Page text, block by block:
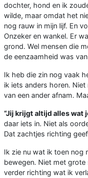
dochter, hond en ik
wilde, maar omdat het
nog rauw in mijn lijf. En
Onzeker en wankel. Er
grond. Wel mensen die
de eenzaamheid was
Ik heb die zin nog vaak
ik iets anders horen.
van een ander afnam.
“Jij krijgt altijd alles wat
daar iets in. Niet als
Dat zachtjes richting
Ik zie nu wat ik toen nog
bewegen. Niet met
verder richting wat ik